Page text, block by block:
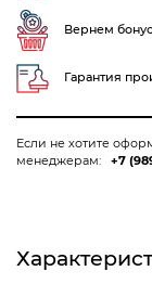
Вернем
Гарантия
Если не хотите
менеджерам:
+7